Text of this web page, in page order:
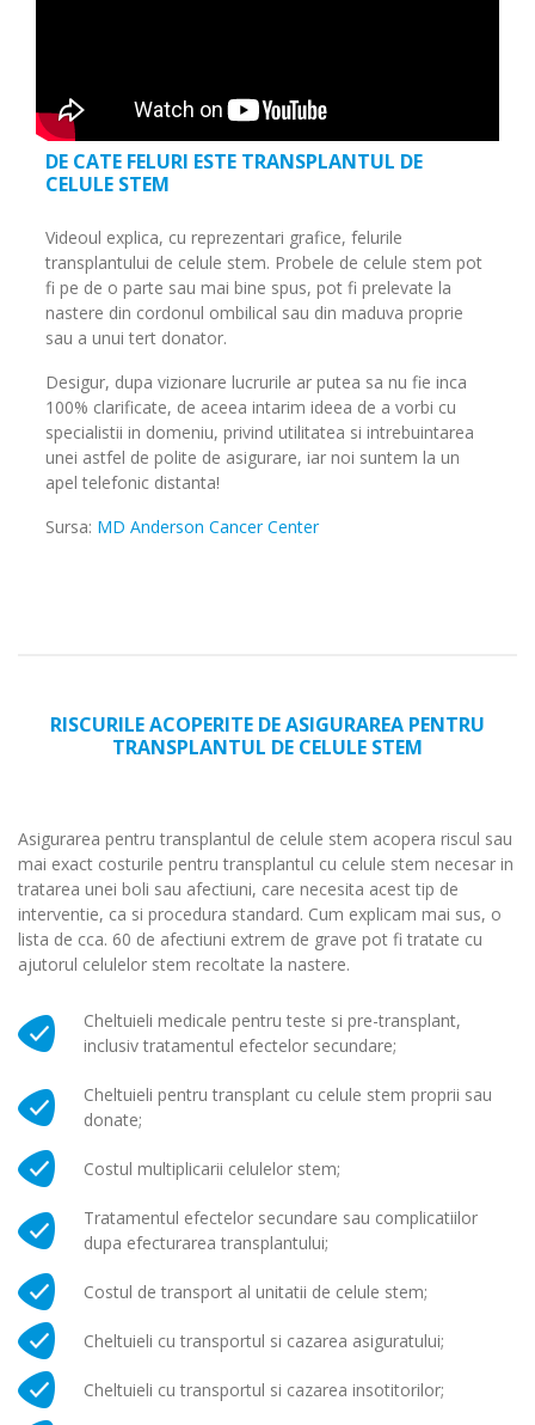
DE CATE FELURI ESTE TRANSPLANTUL DE
CELULE STEM
Videoul explica, cu reprezentari grafice, felurile
transplantului de celule stem. Probele de celule stem pot
fi pe de o parte sau mai bine spus, pot fi prelevate la
nastere din cordonul ombilical sau din maduva proprie
sau a unui tert donator.
Desigur, dupa vizionare lucrurile ar putea sa nu fie inca
100% clarificate, de aceea intarim ideea de a vorbi cu
specialistii in domeniu, privind utilitatea si intrebuintarea
unei astfel de polite de asigurare, iar noi suntem la un
apel telefonic distanta!
Sursa: MD Anderson Cancer Center
RISCURILE ACOPERITE DE ASIGURAREA PENTRU
TRANSPLANTUL DE CELULE STEM
Asigurarea pentru transplantul de celule stem acopera riscul sau
mai exact costurile pentru transplantul cu celule stem necesar in
tratarea unei boli sau afectiuni, care necesita acest tip de
interventie, ca si procedura standard. Cum explicam mai sus, o
lista de cca. 60 de afectiuni extrem de grave pot fi tratate cu
ajutorul celulelor stem recoltate la nastere.
Cheltuieli medicale pentru teste si pre-transplant,
inclusiv tratamentul efectelor secundare;
Cheltuieli pentru transplant cu celule stem proprii sau
donate;
Costul multiplicarii celulelor stem;
Tratamentul efectelor secundare sau complicatiilor
dupa efecturarea transplantului;
Costul de transport al unitatii de celule stem;
Cheltuieli cu transportul si cazarea asiguratului;
Cheltuieli cu transportul si cazarea insotitorilor;